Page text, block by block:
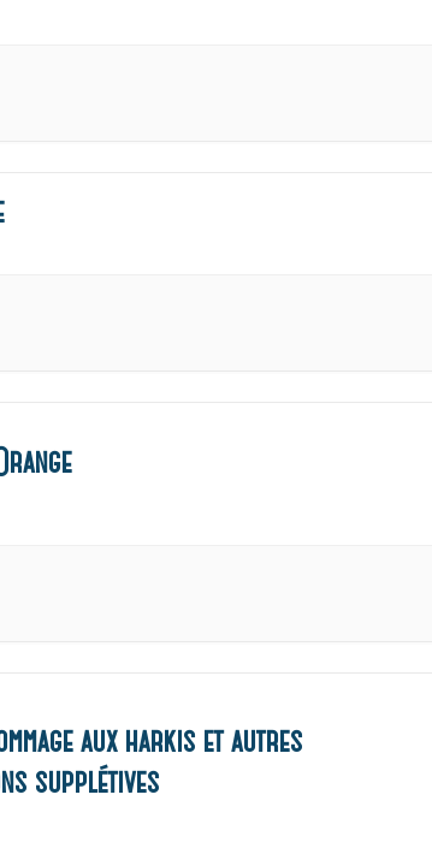
aux harkis et autres
supplétives